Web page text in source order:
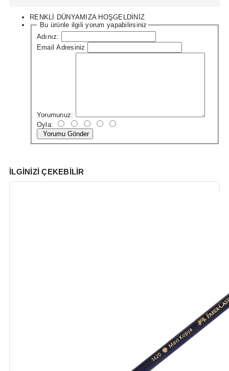
RENKLİ DÜNYAMIZA HOŞGELDİNİZ
Bu ürünle ilgili yorum yapabilirsiniz
Adınız:
Email Adresiniz
Yorumunuz:
Oyla:
Yorumu Gönder
İLGINIZI ÇEKEBILIR